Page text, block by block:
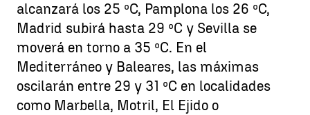
alcanzará los 25 ºC, Pamplona los 26 ºC,
Madrid subirá hasta 29 ºC y Sevilla se
moverá en torno a 35 ºC. En el
Mediterráneo y Baleares, las máximas
oscilarán entre 29 y 31 ºC en localidades
como Marbella, Motril, El Ejido o